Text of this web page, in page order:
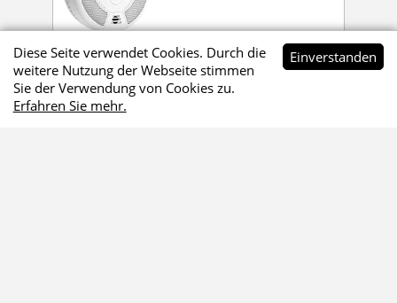
Werbehinweis
Die mit
gekennzeichneten Links sind Affiliate-Links.
Diese Seite verwendet Cookies. Durch die
weitere Nutzung der Webseite stimmen
Sie der Verwendung von Cookies zu.
Erfahren Sie mehr.
Ein­ver­standen